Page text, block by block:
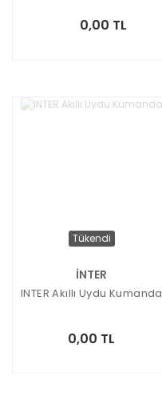
0,00 TL
Tükendi
İNTER
INTER Akıllı Uydu Kumanda
0,00 TL